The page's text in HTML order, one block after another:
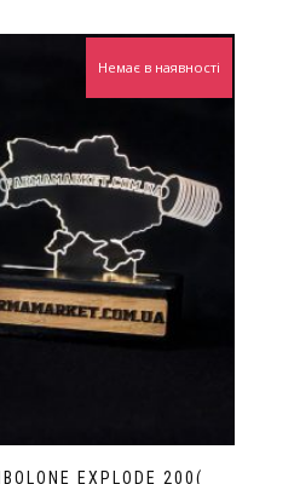
EXPLODE 200(
Немає в наявності